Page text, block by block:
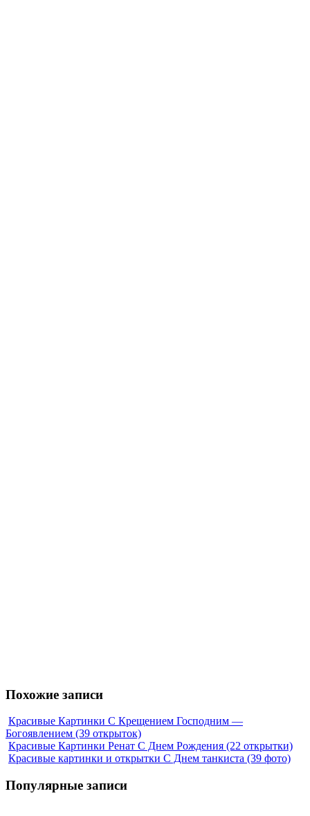
Похожие записи
Красивые Картинки С Крещением Господним —
Богоявлением (39 открыток)
Красивые Картинки Ренат С Днем Рождения (22 открытки)
Красивые картинки и открытки С Днем танкиста (39 фото)
Популярные записи